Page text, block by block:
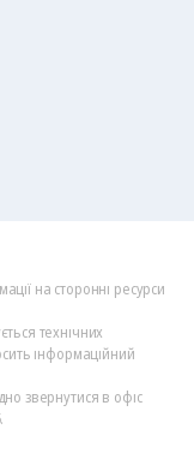
на сторонні ресурси
технічних
інформаційний
звернутися в офіс